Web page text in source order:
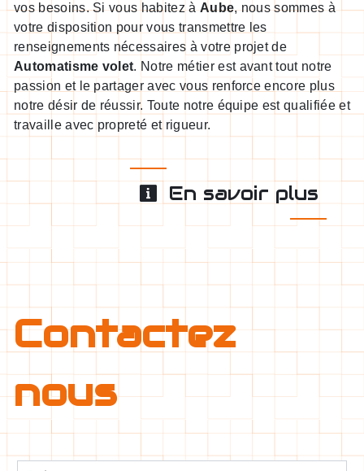
vos besoins. Si vous habitez à Aube, nous sommes à
votre disposition pour vous transmettre les
renseignements nécessaires à votre projet de
Automatisme volet. Notre métier est avant tout notre
passion et le partager avec vous renforce encore plus
notre désir de réussir. Toute notre équipe est qualifiée et
travaille avec propreté et rigueur.
En savoir plus
Contactez
nous